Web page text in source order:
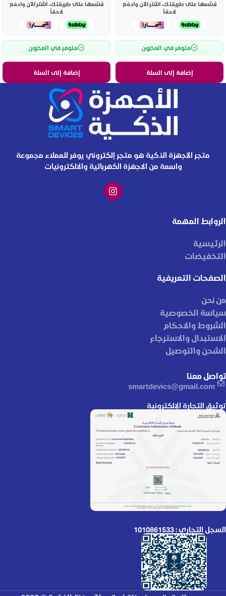
قسّمها على طريقتك، اشترِ الآن وادفع
لاحقاً
متوفر في المخزون
إضافة إلى السلة
قسّمها على طريقتك، اشترِ الآن وادفع
لاحقاً
متوفر في المخزون
إضافة إلى السلة
متجر الأجهزة الذكية هو متجر إلكتروني يوفر للعملاء مجموعة
واسعة من الاجهزة الكهربائية والالكترونيات
الروابط المهمة
الرئيسية
التخفيضات
الصفحات التعريفية
من نحن
سياسة الخصوصية
الشروط والاحكام
الاستبدال والاسترجاع
الشحن والتوصيل
تواصل معنا
smartdevics@gmail.com
توثيق التجارة الإلكترونية
السجل التجاري : 1010861533